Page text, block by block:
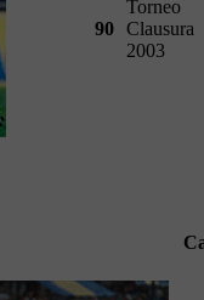
90
Torneo
Clausura
2003